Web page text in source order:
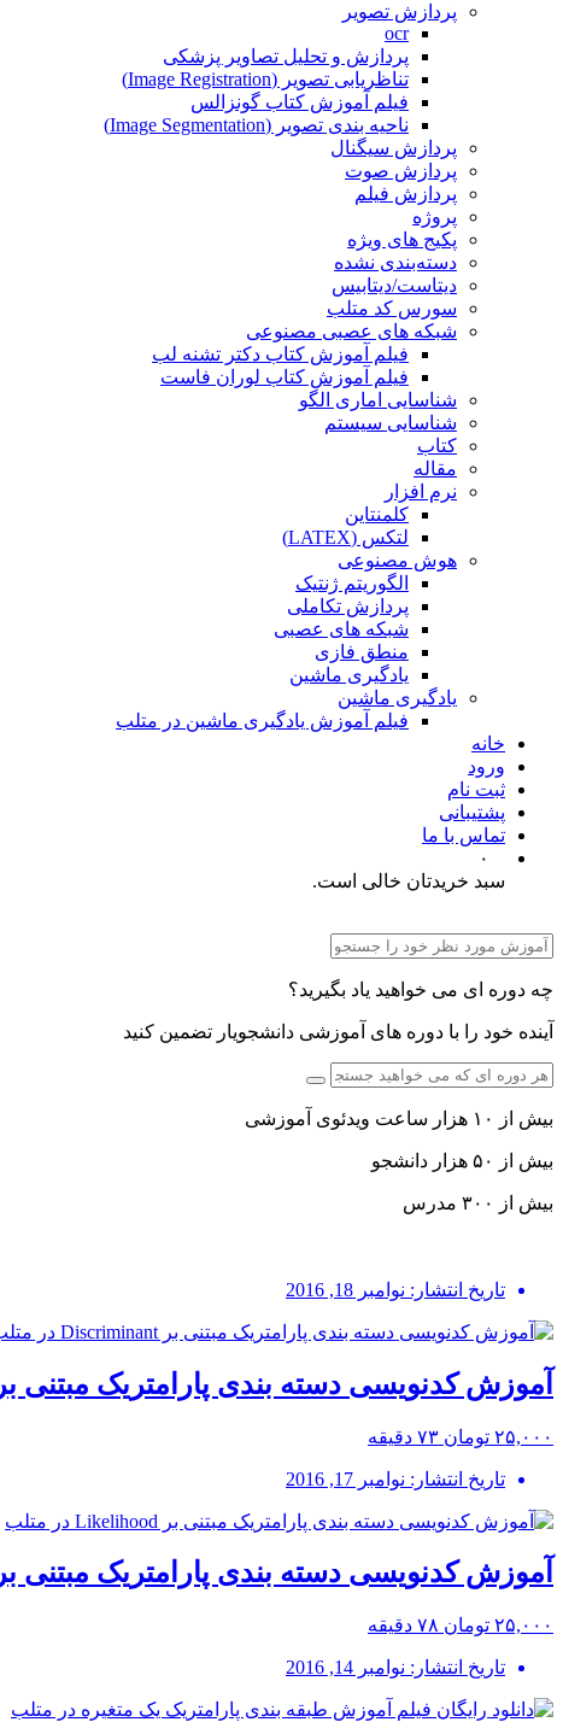
پردازش تصویر
ocr
پردازش و تحلیل تصاویر پزشکی
تناظریابی تصویر (Image Registration)
فیلم آموزش کتاب گونزالس
ناحیه بندی تصویر (Image Segmentation)
پردازش سیگنال
پردازش صوت
پردازش فیلم
پروژه
پکیج های ویژه
دسته‌بندی نشده
دیتاست/دیتابیس
سورس کد متلب
شبکه های عصبی مصنوعی
فیلم آموزش کتاب دکتر تشنه لب
فیلم آموزش کتاب لوران فاست
شناسایی اماری الگو
شناسایی سیستم
کتاب
مقاله
نرم افزار
کلمنتاین
لتکس (LATEX)
هوش مصنوعی
الگوریتم ژنتیک
پردازش تکاملی
شبکه های عصبی
منطق فازی
یادگیری ماشین
یادگیری ماشین
فیلم آموزش یادگیری ماشین در متلب
خانه
ورود
ثبت نام
پشتیبانی
تماس با ما
۰
سبد خریدتان خالی است.
چه دوره ای می خواهید یاد بگیرید؟
آینده خود را با دوره های آموزشی دانشجویار تضمین کنید
بیش از ۱۰ هزار ساعت ویدئوی آموزشی
بیش از ۵۰ هزار دانشجو
بیش از ۳۰۰ مدرس
تاریخ انتشار: نوامبر 18, 2016
آموزش کدنویسی دسته بندی پارامتریک مبتنی بر Discriminant در متلب
۲۵,۰۰۰ تومان ۷۳ دقیقه
تاریخ انتشار: نوامبر 17, 2016
آموزش کدنویسی دسته بندی پارامتریک مبتنی بر Likelihood در متلب
۲۵,۰۰۰ تومان ۷۸ دقیقه
تاریخ انتشار: نوامبر 14, 2016